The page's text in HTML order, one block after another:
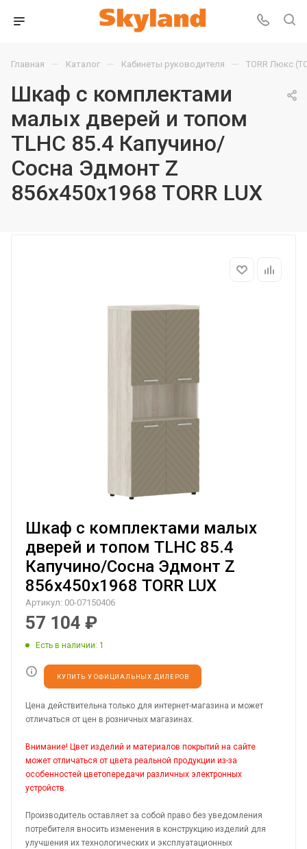
Главная — Каталог — Кабинеты руководителя — TORR Люкс
Шкаф с комплектами
малых дверей и топом
TLHC 85.4 Капучино/
Сосна Эдмонт Z
856х450х1968 TORR LUX
Шкаф с комплектами малых
дверей и топом TLHC 85.4
Капучино/Сосна Эдмонт Z
856х450х1968 TORR LUX
Артикул: 00-07150406
57 104 ₽
Есть в наличии: 1
КУПИТЬ У ОФИЦИАЛЬНЫХ ДИЛЕРОВ
Цена действительна только для интернет-магазина и может
отличаться от цен в розничных магазинах.
Внимание! Цвет изделий и материалов покрытий на сайте
может отличаться от цвета реальной продукции из-за
особенностей цветопередачи различных электронных
устройств.
Производитель оставляет за собой право без уведомления
потребителя вносить изменения в конструкцию изделий для
улучшения их технологических и эксплуатационных